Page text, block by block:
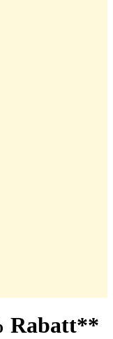
Rabatt**